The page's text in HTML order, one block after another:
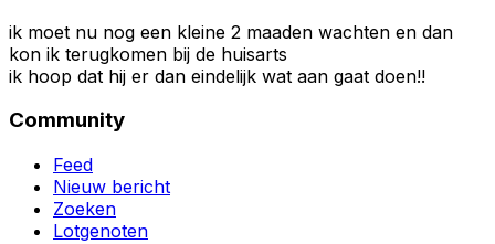
ik moet nu nog een kleine 2 maaden wachten en dan
kon ik terugkomen bij de huisarts
ik hoop dat hij er dan eindelijk wat aan gaat doen!!
Community
Feed
Nieuw bericht
Zoeken
Lotgenoten